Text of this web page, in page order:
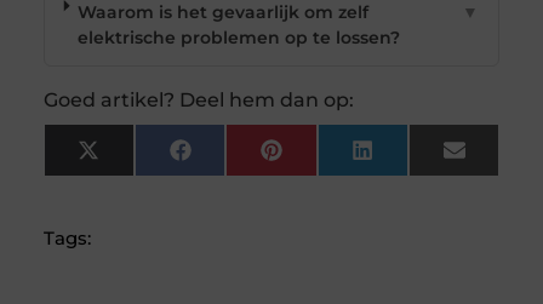
Waarom is het gevaarlijk om zelf
elektrische problemen op te lossen?
▼
Goed artikel? Deel hem dan op:
X
(Twitter)
FacebookPinterest LinkedIn Email
Tags: